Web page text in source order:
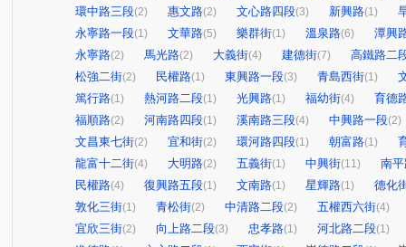
環中路三段(2) 惠文路(2) 文心路四段(3) 新興路(1)
永寧路一段(1) 文華路(5) 樂群街(1) 溫泉路(6)
潭興
永寧路(2) 馬光路(2) 大義街(4) 建德街(7)
高鐵路二
松強二街(2) 民權路(1) 東興路一段(3) 青島西街(1)
篤行路(1) 熱河路二段(1) 光興路(1) 福幼街(4)
育德
福順路(2) 河南路四段(1) 溪南路三段(4) 中興路一段(2)
文昌東七街(2) 宜和街(2) 環河路四段(1) 朝富路(1)
龍富十二街(4) 大明路(2) 五義街(1) 中興街(11)
南
民權路(4) 復興路五段(1) 文南路(1) 星輝路(1)
德化
敦化三街(1) 青松街(2) 中清路二段(2) 五權西六街(4)
宜欣三街(2) 向上路二段(3) 忠孝路(1) 河北路二段(1)